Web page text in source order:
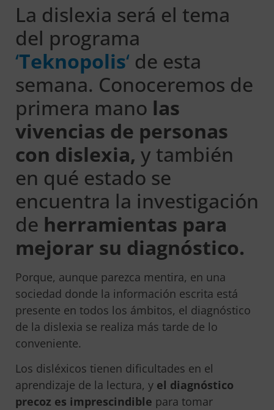
La dislexia será el tema
del programa
‘Teknopolis‘ de esta
semana. Conoceremos de
primera mano las
vivencias de personas
con dislexia, y también
en qué estado se
encuentra la investigación
de herramientas para
mejorar su diagnóstico.
Porque, aunque parezca mentira, en una
sociedad donde la información escrita está
presente en todos los ámbitos, el diagnóstico
de la dislexia se realiza más tarde de lo
conveniente.
Los disléxicos tienen dificultades en el
aprendizaje de la lectura, y el diagnóstico
precoz es imprescindible para tomar